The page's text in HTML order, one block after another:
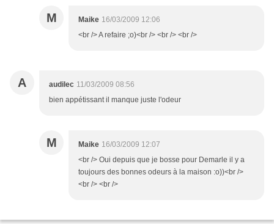
M Maike 16/03/2009 12:06
<br /> A refaire ;o)<br /> <br /> <br />
A audilec 11/03/2009 08:56
bien appétissant il manque juste l'odeur
M Maike 16/03/2009 12:07
<br /> Oui depuis que je bosse pour Demarle il y a
toujours des bonnes odeurs à la maison :o))<br />
<br /> <br />